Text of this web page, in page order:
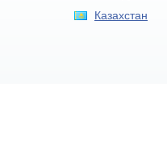
Казахстан